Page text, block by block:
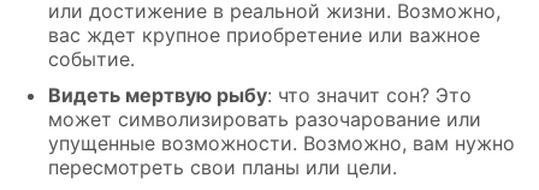
или достижение в реальной жизни. Возможно,
вас ждет крупное приобретение или важное
событие.
Видеть мертвую рыбу: что значит сон? Это
может символизировать разочарование или
упущенные возможности. Возможно, вам нужно
пересмотреть свои планы или цели.